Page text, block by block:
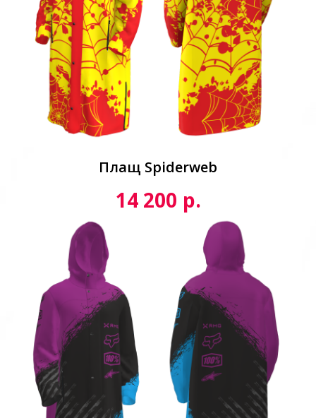
Плащ Spiderweb
14 200 р.